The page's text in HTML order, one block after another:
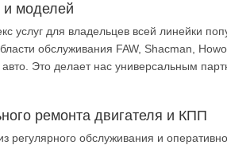
и моделей
услуг для владельцев всей линейки
обслуживания FAW, Shacman,
Это делает нас универсальным
ремонта двигателя и КПП
обслуживания и